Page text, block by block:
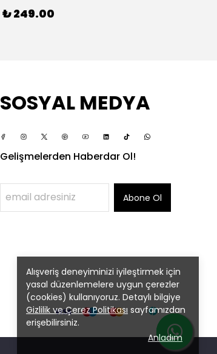
Alışveriş deneyiminizi iyileştirmek için
yasal düzenlemelere uygun çerezler
(cookies) kullanıyoruz. Detaylı bilgiye
Gizlilik ve Çerez Politikası sayfamızdan
erişebilirsiniz.
Anladım
₺ 249.00
SOSYAL MEDYA
Gelişmelerden Haberdar Ol!
Abone Ol